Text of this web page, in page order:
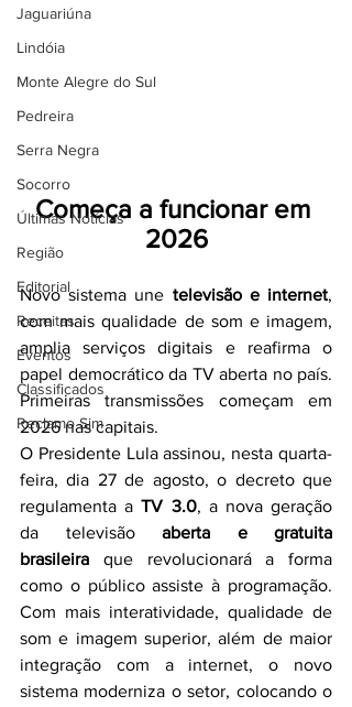
Jaguariúna
Lindóia
Monte Alegre do Sul
Pedreira
Serra Negra
Socorro
Últimas Notícias
Região
Editorial
Receitas
Eventos
Classificados
Reclamo Sim
Começa a funcionar em
2026
Novo sistema une televisão e internet,
com mais qualidade de som e imagem,
amplia serviços digitais e reafirma o
papel democrático da TV aberta no país.
Primeiras transmissões começam em
2026 nas capitais.
O Presidente Lula assinou, nesta quarta-
feira, dia 27 de agosto, o decreto que
regulamenta a TV 3.0, a nova geração
da televisão aberta e gratuita
brasileira que revolucionará a forma
como o público assiste à programação.
Com mais interatividade, qualidade de
som e imagem superior, além de maior
integração com a internet, o novo
sistema moderniza o setor, colocando o